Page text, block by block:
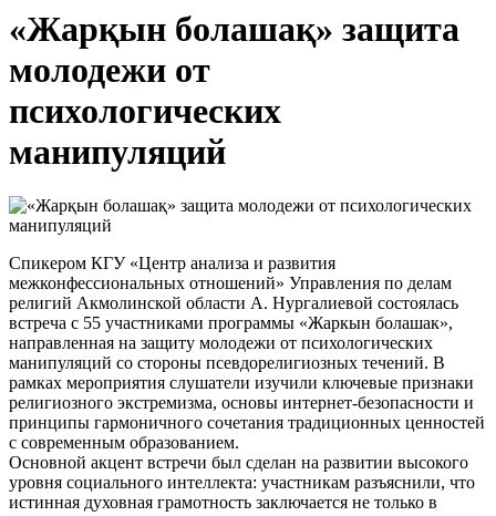
«Жарқын болашақ» защита
молодежи от
психологических
манипуляций
Спикером КГУ «Центр анализа и развития
межконфессиональных отношений» Управления по делам
религий Акмолинской области А. Нургалиевой состоялась
встреча с 55 участниками программы «Жаркын болашак»,
направленная на защиту молодежи от психологических
манипуляций со стороны псевдорелигиозных течений. В
рамках мероприятия слушатели изучили ключевые признаки
религиозного экстремизма, основы интернет-безопасности и
принципы гармоничного сочетания традиционных ценностей
с современным образованием.
Основной акцент встречи был сделан на развитии высокого
уровня социального интеллекта: участникам разъяснили, что
истинная духовная грамотность заключается не только в